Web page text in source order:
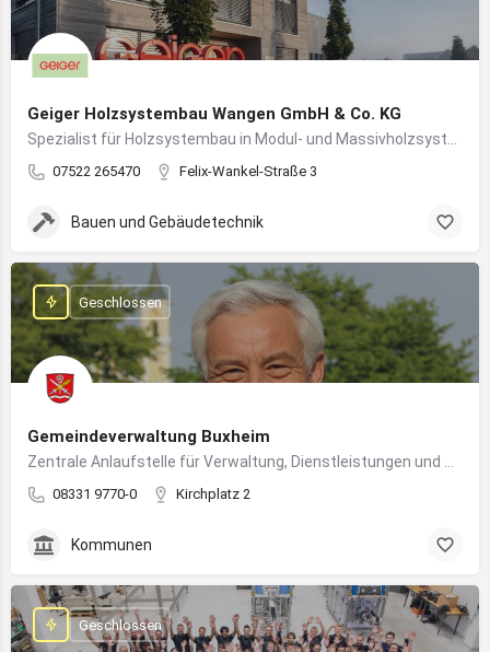
Geiger Holzsystembau Wangen GmbH & Co. KG
07522 265470 Felix-Wankel-Straße 3
Bauen und Gebäudetechnik
Gemeindeverwaltung Buxheim
08331 9770-0 Kirchplatz 2
Geschlossen
Kommunen
Geschlossen